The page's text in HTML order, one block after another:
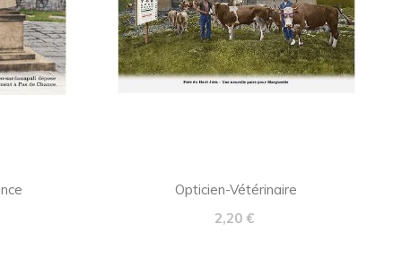
Opticien-Vétérinaire
Prix
2,20 €